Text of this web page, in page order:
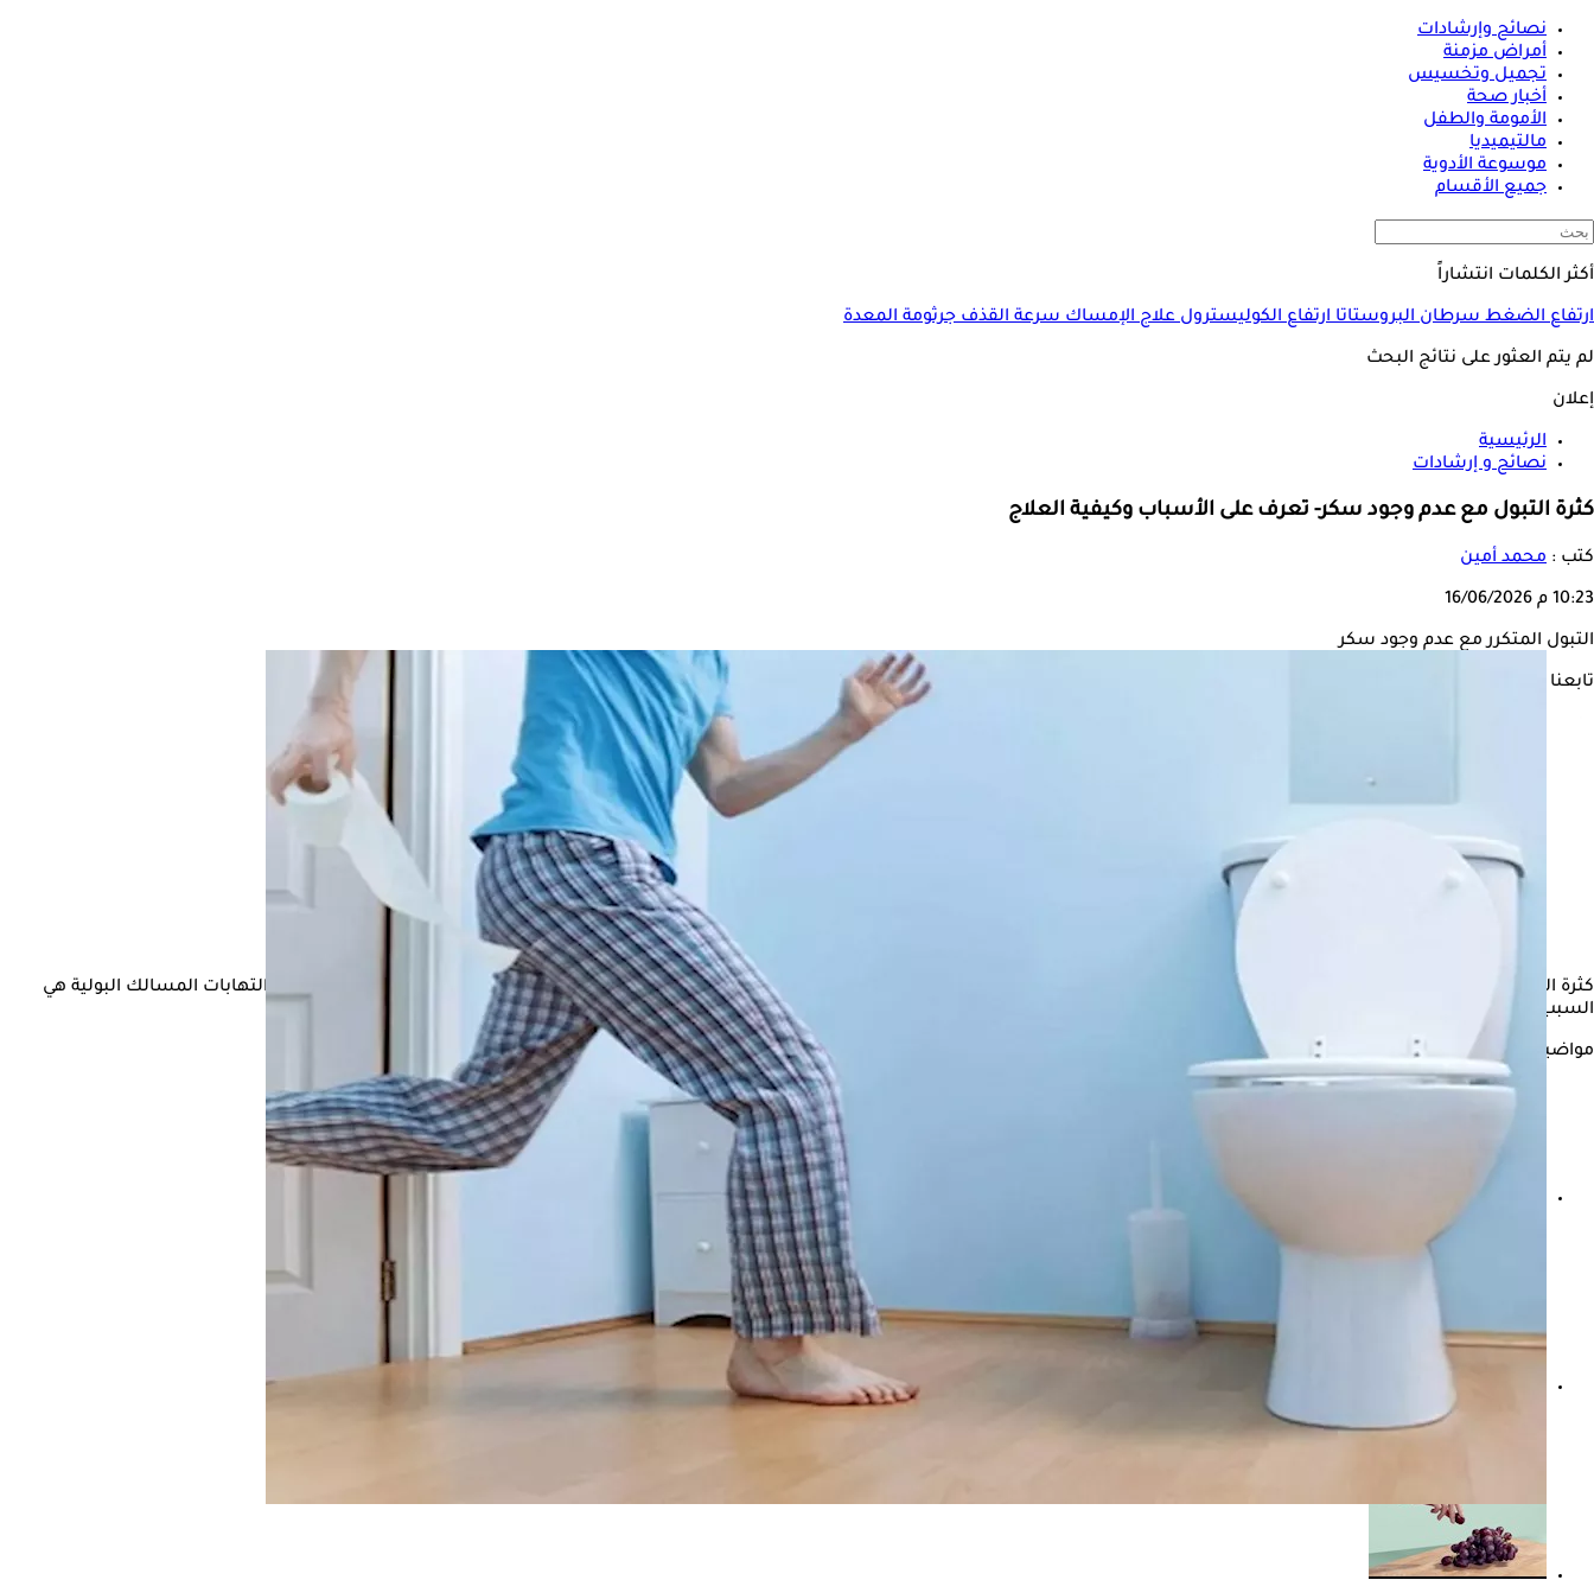
نصائح وإرشادات
أمراض مزمنة
تجميل وتخسيس
أخبار صحة
الأمومة والطفل
مالتيميديا
موسوعة الأدوية
جميع الأقسام
أكثر الكلمات انتشاراً
ارتفاع الضغطسرطان البروستاتاارتفاع الكوليسترولعلاج الإمساكسرعة القذفجرثومة المعدة
لم يتم العثور على نتائج البحث
إعلان
الرئيسية
نصائح و إرشادات
كثرة التبول مع عدم وجود سكر- تعرف على الأسباب وكيفية العلاج
كتب : محمد أمين
10:23 م 16/06/2026
التبول المتكرر مع عدم وجود سكر
تابعنا على
كثرة التبول هي الحاجة إلى التبول أكثر من المعتاد خلال النهار والليل، وقد تحدث لأي شخص، ولكنها أكثر شيوعًا لدى كبار السن، أو الحوامل، أو المصابين بتضخم البروستاتا، والتهابات المسالك البولية هي
السبب الأكثر شيوعًا، ويعتمد العلاج على السبب الكامن وراءها.
مواضيع ذات صلة
جهاز قياس السكر بدون ألم- طبيبة توضح مدى دقته "فيديو"
نسبة السكر في البطيخ بالأرقام- كم تحتوي الشريحة الواحدة؟